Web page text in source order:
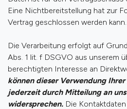
Eine Nichtbereitstellung hat zur
Vertrag geschlossen werden kann.
Die Verarbeitung erfolgt auf
Abs. 1 lit. f DSGVO aus unserem
berechtigten Interesse an
können dieser Verwendung
jederzeit durch Mitteilung an uns
widersprechen. Die